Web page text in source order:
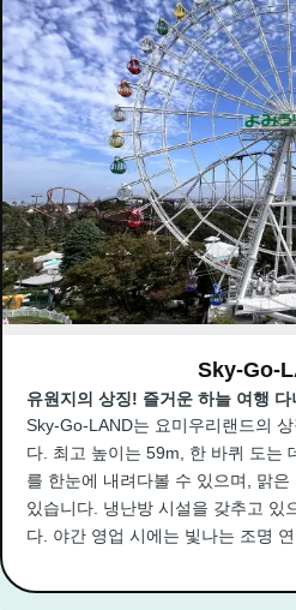
Sky-Go-
유원지의 상징! 즐거운 하늘 여행 다
Sky-Go-LAND는 요미우리랜드의
다. 최고 높이는 59m, 한 바퀴 도는
를 한눈에 내려다볼 수 있으며, 맑
있습니다. 냉난방 시설을 갖추고 있
다. 야간 영업 시에는 빛나는 조명